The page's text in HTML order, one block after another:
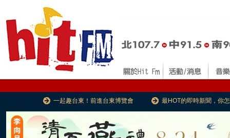
一起趣台東！前進台東博覽會 最HOT的即時新聞，你